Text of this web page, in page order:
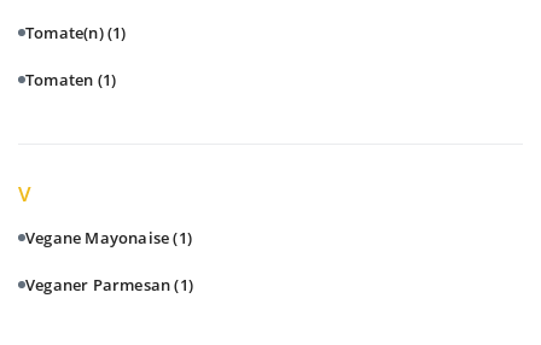
Tomate(n)(1)
Tomaten (1)
V
Vegane Mayonaise(1)
Veganer Parmesan(1)